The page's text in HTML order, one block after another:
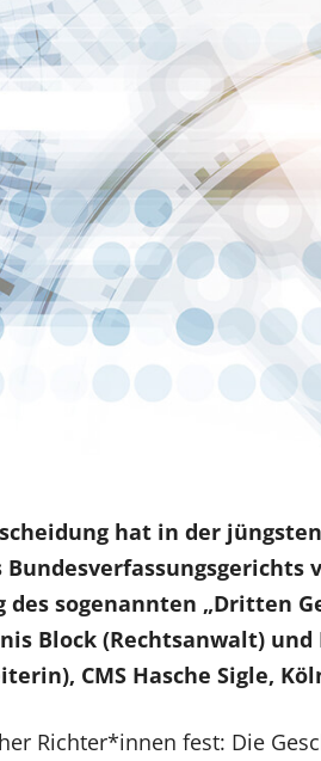
hat in der
des sogenannten „Dritten
Block (Rechtsanwalt) und
CMS Hasche Sigle,
Richter*innen fest: Die